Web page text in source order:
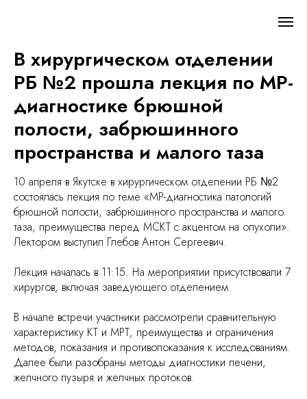
В хирургическом отделении
РБ №2 прошла лекция по МР-
диагностике брюшной
полости, забрюшинного
пространства и малого таза
10 апреля в Якутске в хирургическом отделении РБ №2
состоялась лекция по теме «МР-диагностика патологий
брюшной полости, забрюшинного пространства и малого
таза, преимущества перед МСКТ с акцентом на опухоли».
Лектором выступил Глебов Антон Сергеевич.
Лекция началась в 11:15. На мероприятии присутствовали 7
хирургов, включая заведующего отделением.
В начале встречи участники рассмотрели сравнительную
характеристику КТ и МРТ, преимущества и ограничения
методов, показания и противопоказания к исследованиям.
Далее были разобраны методы диагностики печени,
желчного пузыря и желчных протоков.